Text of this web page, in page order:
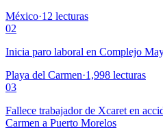
México·12 lecturas
02
Inicia paro laboral en Complejo
Playa del Carmen·1,998 lecturas
03
Fallece trabajador de Xcaret en
Carmen a Puerto Morelos